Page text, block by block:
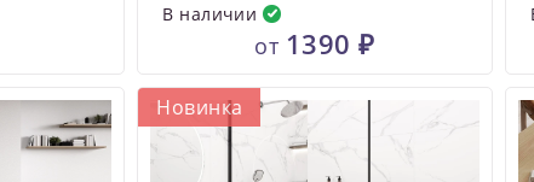
В наличии
от 1390 ₽
Новинка